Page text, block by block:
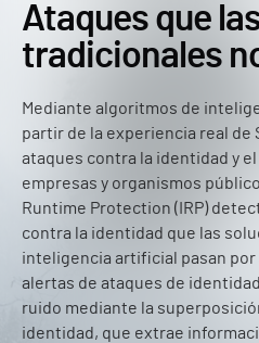
Ataques que
tradicionales
Mediante algoritmos de
partir de la experiencia real de
ataques contra la identidad y el
empresas y organismos
Runtime Protection (IRP)
contra la identidad que las
inteligencia artificial pasan por
alertas de ataques de
ruido mediante la
identidad, que extrae